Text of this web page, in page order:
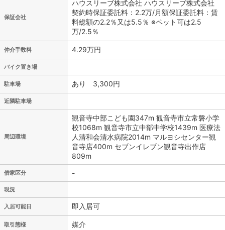
保証会社
ハウスリーブ株式会社 ハウスリーブ株式会社
契約時保証委託料：2.2万/月額保証委託料：賃
料総額の2.2％又は5.5％ ※ペット可は2.5
万/2.5％
仲介手数料 4.29万円
バイク置き場
駐車場 あり 3,300円
近隣駐車場
周辺環境
観音寺中部こども園347m 観音寺市立常磐小学
校1068m 観音寺市立中部中学校1439m 医療法
人清和会清水病院2014m マルヨシセンター観
音寺店400m セブンイレブン観音寺出作店
809m
借家区分 -
現況
入居可能日 即入居可
取引態様 媒介